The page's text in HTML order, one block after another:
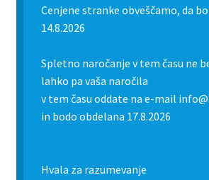
KošaricaCenjene stranke obveščamo, da
14.8.2026
Spletno naročanje v tem času ne
lahko pa vaša naročila
v tem času oddate na e-mail
in bodo obdelana 17.8.2026
Hvala za razumevanje